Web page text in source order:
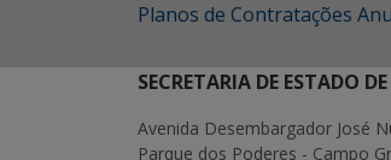
Planos de Contratações
SECRETARIA DE ESTADO
Avenida Desembargador José
Parque dos Poderes - Campo